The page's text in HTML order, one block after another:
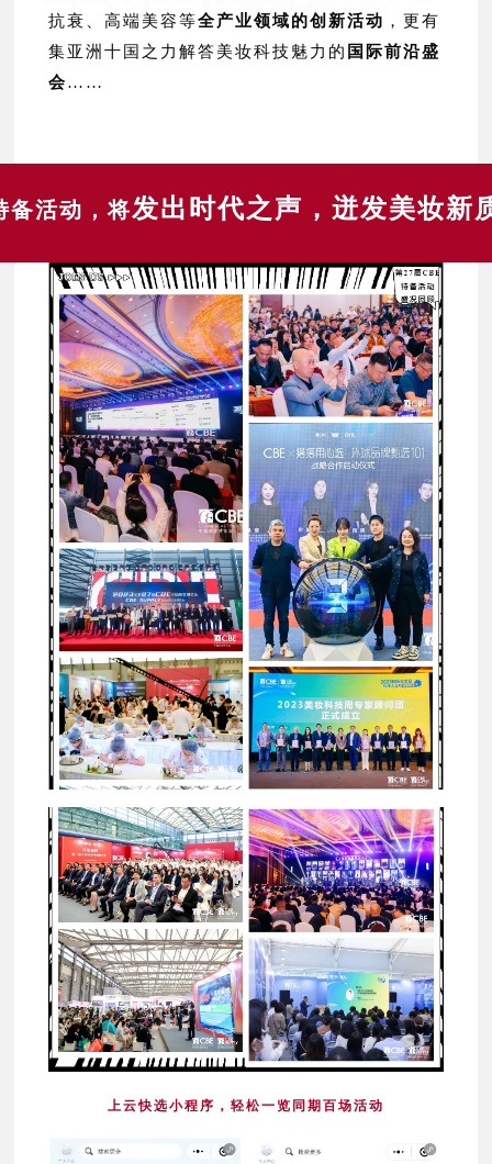
抗衰、高端美容等全产业领域的创新活动 ，更有
集亚洲十国之力解答美妆科技魅力的 国际前沿盛
会……
备活动 ，将发出时代之声， 迸发美妆新
上云快选小程序，轻松一览同期百场活动